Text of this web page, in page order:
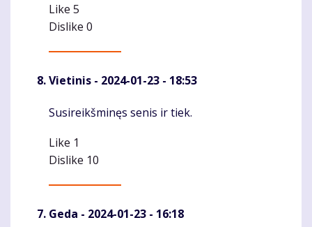
Like 5
Dislike 0
Vietinis - 2024-01-23 - 18:53
Komentaras
Susireikšminęs senis ir tiek.
Like 1
Dislike 10
Geda - 2024-01-23 - 16:18